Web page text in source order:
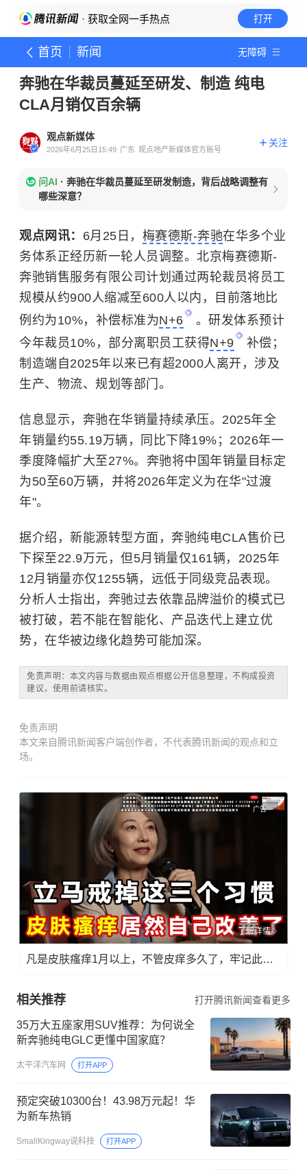
· 获取全网一手热点 打开
首页 新闻 无障碍
奔驰在华裁员蔓延至研发、制造 纯电
CLA月销仅百余辆
观点新媒体
2026年6月25日15:49 广东 观点地产新媒体官方账号
关注
问AI · 奔驰在华裁员蔓延至研发制造，背后战略调整有
哪些深意？
观点网讯： 6月25日， 梅赛德斯-奔驰在华多个业
务体系正经历新一轮人员调整。北京梅赛德斯-
奔驰销售服务有限公司计划通过两轮裁员将员工
规模从约900人缩减至600人以内，目前落地比
例约为10%，补偿标准为N+6
。研发体系预计
今年裁员10%，部分离职员工获得N+9
补偿；
制造端自2025年以来已有超2000人离开，涉及
生产、物流、规划等部门。
信息显示，奔驰在华销量持续承压。2025年全
年销量约55.19万辆，同比下降19%；2026年一
季度降幅扩大至27%。奔驰将中国年销量目标定
为50至60万辆，并将2026年定义为在华"过渡
年"。
据介绍，新能源转型方面，奔驰纯电CLA售价已
下探至22.9万元，但5月销量仅161辆，2025年
12月销量亦仅1255辆，远低于同级竞品表现。
分析人士指出，奔驰过去依靠品牌溢价的模式已
被打破，若不能在智能化、产品迭代上建立优
势，在华被边缘化趋势可能加深。
免责声明：本文内容与数据由观点根据公开信息整理，不构成投资
建议，使用前请核实。
免责声明
本文来自腾讯新闻客户端创作者，不代表腾讯新闻的观点和立
场。
广告
了解详情
凡是皮肤瘙痒1月以上，不管皮痒多久了，牢记此法，快！准！狠！
相关推荐 打开腾讯新闻查看更多
35万大五座家用SUV推荐：为何说全
新奔驰纯电GLC更懂中国家庭？
太平洋汽车网 打开APP
预定突破10300台！43.98万元起！华
为新车热销
SmallKingway说科技 打开APP